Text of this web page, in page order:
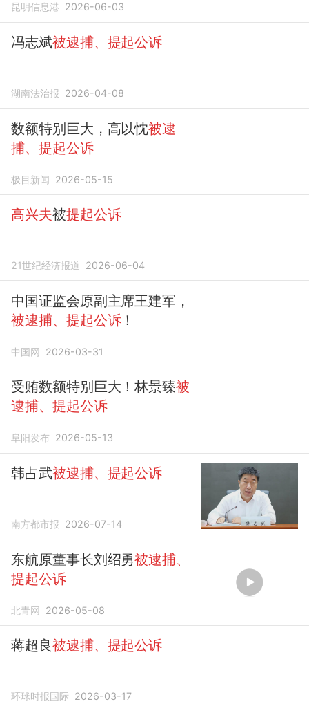
昆明信息港 2026-06-03
冯志斌被逮捕、提起公诉
湖南法治报 2026-04-08
数额特别巨大，高以忱被逮
捕、提起公诉
极目新闻 2026-05-15
高兴夫被提起公诉
21世纪经济报道 2026-06-04
中国证监会原副主席王建军，
被逮捕、提起公诉！
中国网 2026-03-31
受贿数额特别巨大！林景臻被
逮捕、提起公诉
阜阳发布 2026-05-13
韩占武被逮捕、提起公诉
南方都市报 2026-07-14
东航原董事长刘绍勇被逮捕、
提起公诉
北青网 2026-05-08
蒋超良被逮捕、提起公诉
环球时报国际 2026-03-17